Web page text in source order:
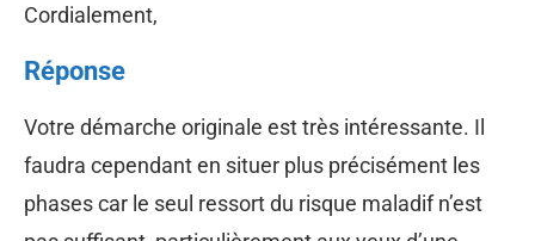
Cordialement,
Réponse
Votre démarche originale est très intéressante. Il
faudra cependant en situer plus précisément les
phases car le seul ressort du risque maladif n’est